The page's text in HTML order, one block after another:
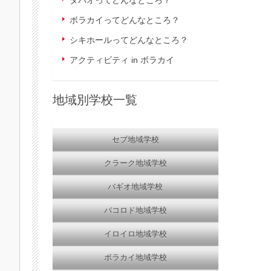
ボラカイってどんなところ？
シキホールってどんなところ？
アクティビティ in ボラカイ
地域別学校一覧
セブ地域学校
クラーク地域学校
バギオ地域学校
バコロド地域学校
イロイロ地域学校
ボラカイ地域学校